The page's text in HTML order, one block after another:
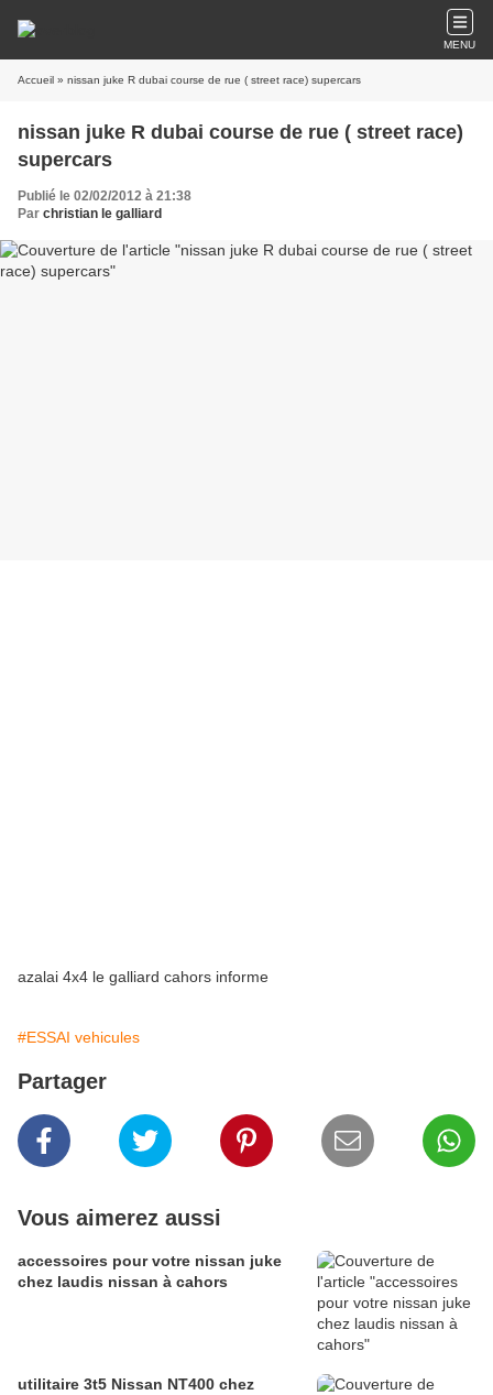
MENU
Accueil » nissan juke R dubai course de rue ( street race) supercars
nissan juke R dubai course de rue ( street race)
supercars
Publié le 02/02/2012 à 21:38
Par christian le galliard
azalai 4x4 le galliard cahors informe
#ESSAI vehicules
Partager
Vous aimerez aussi
accessoires pour votre nissan juke
chez laudis nissan à cahors
utilitaire 3t5 Nissan NT400 chez